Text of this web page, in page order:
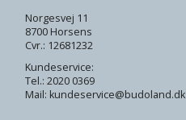
Norgesvej 11
8700 Horsens
Cvr.: 12681232
Kundeservice:
Tel.: 2020 0369
Mail: kundeservice@budoland.dk